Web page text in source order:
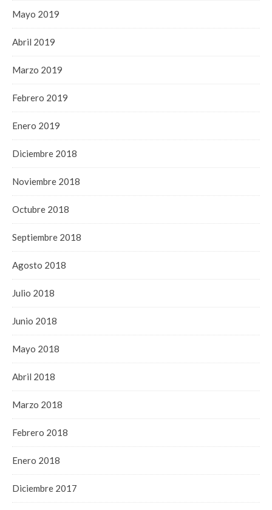
Mayo 2019
Abril 2019
Marzo 2019
Febrero 2019
Enero 2019
Diciembre 2018
Noviembre 2018
Octubre 2018
Septiembre 2018
Agosto 2018
Julio 2018
Junio 2018
Mayo 2018
Abril 2018
Marzo 2018
Febrero 2018
Enero 2018
Diciembre 2017